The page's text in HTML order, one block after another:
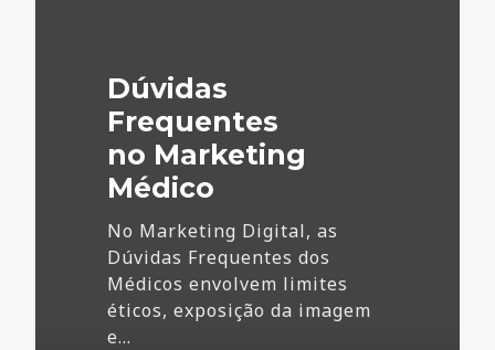
Dúvidas
Frequentes
no Marketing
Médico
No Marketing Digital, as
Dúvidas Frequentes dos
Médicos envolvem limites
éticos, exposição da imagem
e…